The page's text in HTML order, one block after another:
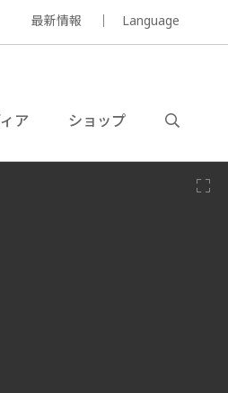
最新情報 Language
ア ショップ